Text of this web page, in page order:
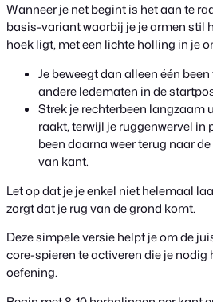
Wanneer je net begint is het aan te
basis-variant waarbij je je armen stil
hoek ligt, met een lichte holling in je
Je beweegt dan alleen één
andere ledematen in de
Strek je rechterbeen langzaam
raakt, terwijl je ruggenwervel in
been daarna weer terug naar
van kant.
Let op dat je je enkel niet helemaal
zorgt dat je rug van de grond komt.
Deze simpele versie helpt je om de
core-spieren te activeren die je nodig
oefening.